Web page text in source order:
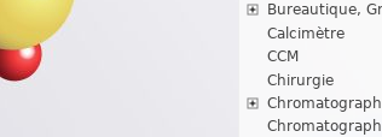
Bureautique,
Calcimètre
CCM
Chirurgie